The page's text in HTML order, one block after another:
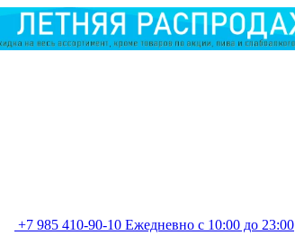
+7 985 410-90-10 Ежедневно с 10:00 до 23:00